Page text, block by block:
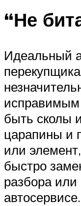
“Не
Идеальный
исправимым
быть сколы
царапины и
или
быстро
разбора
автосервисе.